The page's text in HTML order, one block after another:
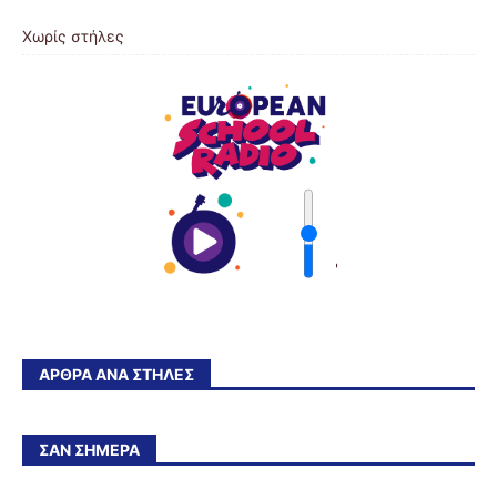
Χωρίς στήλες
'
ΆΡΘΡΑ ΑΝΆ ΣΤΉΛΕΣ
ΣΑΝ ΣΉΜΕΡΑ